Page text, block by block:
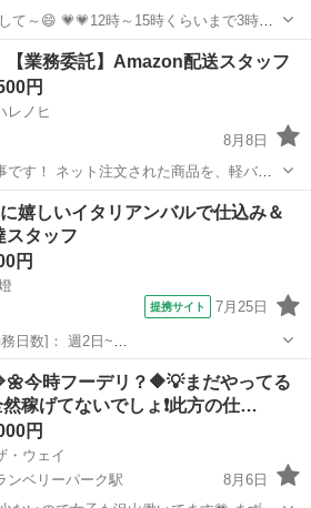
らいまで3時間
んな楽チンな仕事なので女子率が高～い弊社😄 💛💛💛女子でも楽...
配送 ギグワーク
【業務委託】Amazon配送スタッフ
円
レノヒ
8月8日
品を、軽バン
ただきます。 置き配メインのた
専用アプリを使用するので、土地勘がな
スタッフ
嬉しいイタリアンバルで仕込み＆
スタッフ
円
提携サイト 7月25日
10:00~15:00/09:00~14:00 月/
火/水/木/金/土/日 などから選べます [...
今時フーデリ？🔶💡まだやってる
然稼げてないでしょ❗️此方の仕…
円
・ウェイ
ンベリーパーク駅
8月6日